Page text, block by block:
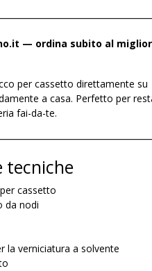
— ordina subito al miglior
per cassetto direttamente su
a casa. Perfetto per
fai-da-te.
cassetto
da nodi
la verniciatura a solvente